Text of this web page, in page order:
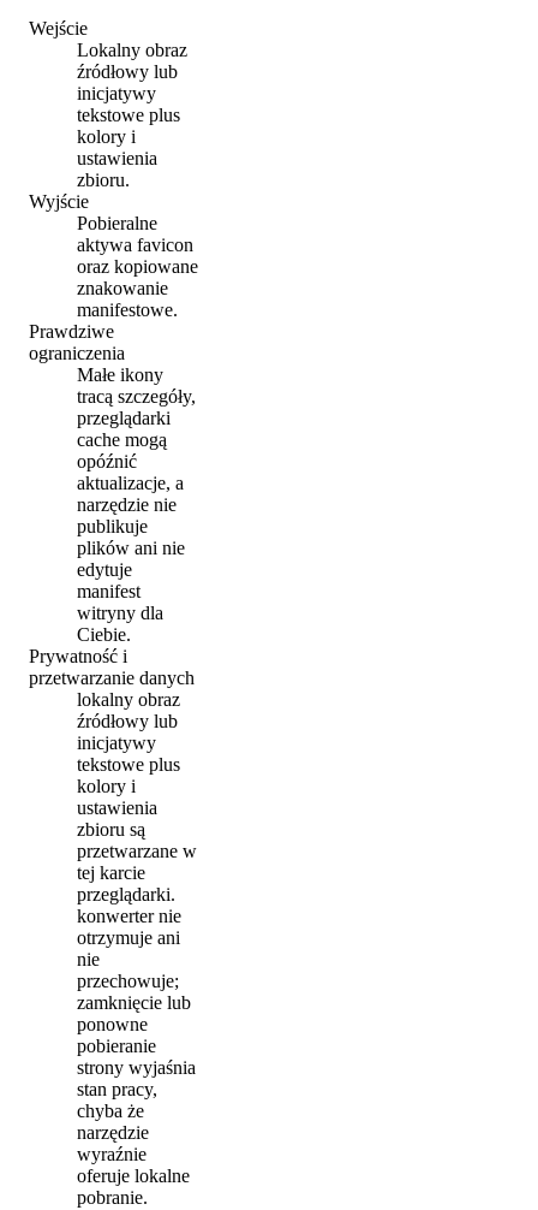
Wejście
Lokalny obraz
źródłowy lub
inicjatywy
tekstowe plus
kolory i
ustawienia
zbioru.
Wyjście
Pobieralne
aktywa favicon
oraz kopiowane
znakowanie
manifestowe.
Prawdziwe
ograniczenia
Małe ikony
tracą szczegóły,
przeglądarki
cache mogą
opóźnić
aktualizacje, a
narzędzie nie
publikuje
plików ani nie
edytuje
manifest
witryny dla
Ciebie.
Prywatność i
przetwarzanie danych
lokalny obraz
źródłowy lub
inicjatywy
tekstowe plus
kolory i
ustawienia
zbioru są
przetwarzane w
tej karcie
przeglądarki.
konwerter nie
otrzymuje ani
nie
przechowuje;
zamknięcie lub
ponowne
pobieranie
strony wyjaśnia
stan pracy,
chyba że
narzędzie
wyraźnie
oferuje lokalne
pobranie.